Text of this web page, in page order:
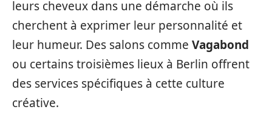
leurs cheveux dans une démarche où ils
cherchent à exprimer leur personnalité et
leur humeur. Des salons comme Vagabond
ou certains troisièmes lieux à Berlin offrent
des services spécifiques à cette culture
créative.